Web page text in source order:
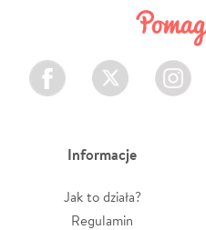
Facebook Twitter Instagram
Informacje
Jak to działa?
Regulamin